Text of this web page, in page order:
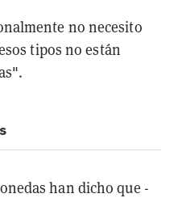
no necesito
tipos no están
han dicho que -